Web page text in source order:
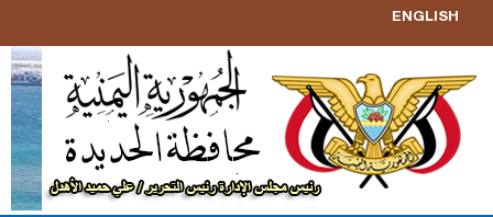
ENGLISH